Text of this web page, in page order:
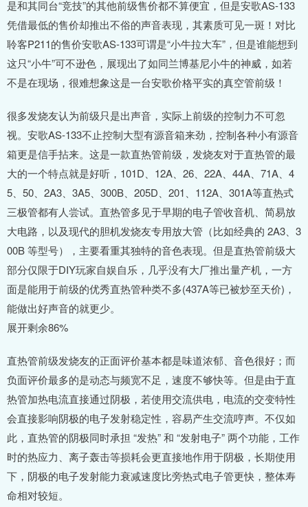
是和其同台“竞技”的其他前级售价都不算便宜，但是安歌AS-133
凭借最低的售价却推出不俗的声音表现，其素质可见一斑！对比
聆客P211的售价安歌AS-133可谓是“小牛拉大车”，但是谁能想到
这只“小牛”可不逊色，展现出了如同兰博基尼小牛的神威，如若
不是在现场，很难想象这是一台安歌价格平实的真空管前级！
很多发烧友认为前级只是出声音，实际上前级的控制力不可忽
视。安歌AS-133不止控制大型有源音箱来劲，控制各种小有源音
箱更是信手拈来。这是一款直热管前级，发烧友对于直热管的最
大的一个特点就是好听，101D、12A、26、22A、44A、71A、4
5、50、2A3、3A5、300B、205D、201、112A、301A等直热式
三极管都有人尝试。直热管多见于早期的电子管收音机、简易放
大电路，以及现代的胆机发烧友专用放大管（比如经典的 2A3、3
00B 等型号），主要看重其独特的音色表现。但是直热管前级大
部分仅限于DIY玩家自娱自乐，几乎没有大厂推出量产机，一方
面是能用于前级的优秀直热管种类不多(437A等已被炒至天价)，
能做出好声音的就更少。
展开剩余86%
直热管前级发烧友的正面评价基本都是味道浓郁、音色很好；而
负面评价最多的是动态与频宽不足，速度不够快等。但是由于直
热管加热电流直接通过阴极，若使用交流供电，电流的交变特性
会直接影响阴极的电子发射稳定性，容易产生交流哼声。不仅如
此，直热管的阴极同时承担 “发热” 和 “发射电子” 两个功能，工作
时的热应力、离子轰击等损耗会更直接地作用于阴极，长期使用
下，阴极的电子发射能力衰减速度比旁热式电子管更快，整体寿
命相对较短。